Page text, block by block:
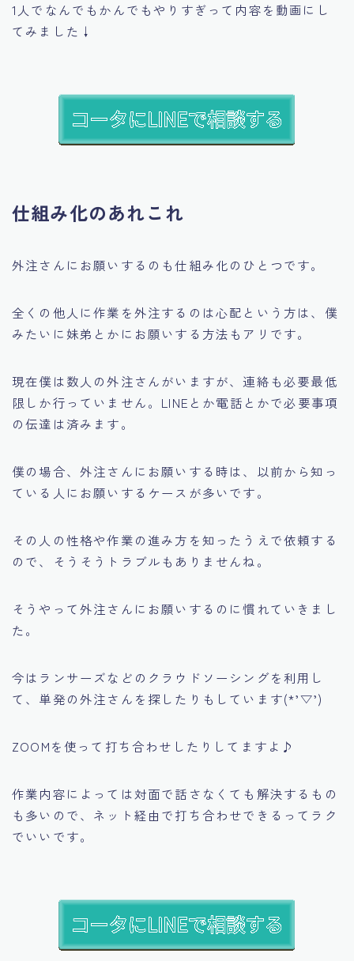
1人でなんでもかんでもやりすぎって内容を動画にし
てみました↓
仕組み化のあれこれ
外注さんにお願いするのも仕組み化のひとつです。
全くの他人に作業を外注するのは心配という方は、僕
みたいに妹弟とかにお願いする方法もアリです。
現在僕は数人の外注さんがいますが、連絡も必要最低
限しか行っていません。LINEとか電話とかで必要事項
の伝達は済みます。
僕の場合、外注さんにお願いする時は、以前から知っ
ている人にお願いするケースが多いです。
その人の性格や作業の進み方を知ったうえで依頼する
ので、そうそうトラブルもありませんね。
そうやって外注さんにお願いするのに慣れていきまし
た。
今はランサーズなどのクラウドソーシングを利用し
て、単発の外注さんを探したりもしています(*’▽’)
ZOOMを使って打ち合わせしたりしてますよ♪
作業内容によっては対面で話さなくても解決するもの
も多いので、ネット経由で打ち合わせできるってラク
でいいです。